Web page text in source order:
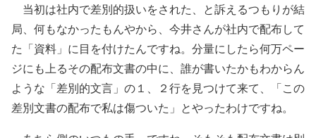
当初は社内で差別的扱いをされた、と訴えるつもりが結
局、何もなかったもんやから、今井さんが社内で配布して
た「資料」に目を付けたんですね。分量にしたら何万ペー
ジにも上るその配布文書の中に、誰が書いたかもわからん
ような「差別的文言」の１、２行を見つけて来て、「この
差別文書の配布で私は傷ついた」とやったわけですね。